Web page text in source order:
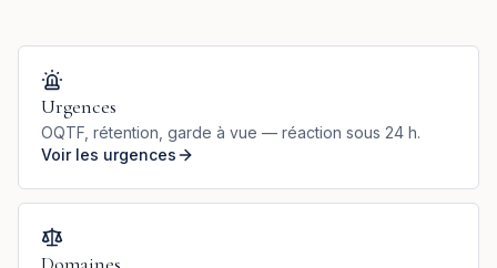
Urgences
OQTF, rétention, garde à vue — réaction sous 24 h.
Voir les urgences